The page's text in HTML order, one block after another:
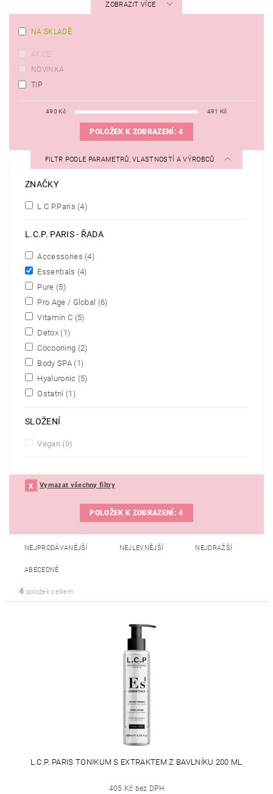
ZOBRAZIT VÍCE
NA SKLADĚ
AKCE
NOVINKA
TIP
490 Kč 491 Kč
POLOŽEK K ZOBRAZENÍ:4
FILTR PODLE PARAMETRŮ, VLASTNOSTÍ A VÝROBCŮ
ZNAČKY
L.C.P.Paris (4)
L.C.P. PARIS - ŘADA
Accessories (4)
Essentials (4)
Pure (5)
Pro Age / Global (6)
Vitamin C (5)
Detox (1)
Cocooning (2)
Body SPA (1)
Hyaluronic (5)
Ostatní (1)
SLOŽENÍ
Vegan (0)
Vymazat všechny filtry
POLOŽEK K ZOBRAZENÍ:4
NEJPRODÁVANĚJŠÍ NEJLEVNĚJŠÍ NEJDRAŽŠÍ
ABECEDNĚ
4 položek celkem
L.C.P. PARIS TONIKUM S EXTRAKTEM Z BAVLNÍKU 200 ML
405 Kč bez DPH